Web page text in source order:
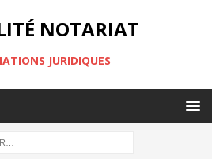
NOTARIAT
JURIDIQUES